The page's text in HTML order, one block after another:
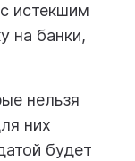
истекшим
на банки,
нельзя
них
будет